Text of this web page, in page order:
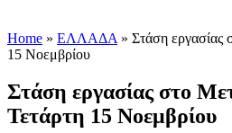
Home » ΕΛΛΑΔΑ » Στάση εργασίας
15 Νοεμβρίου
Στάση εργασίας στο
Τετάρτη 15 Νοεμβρίου